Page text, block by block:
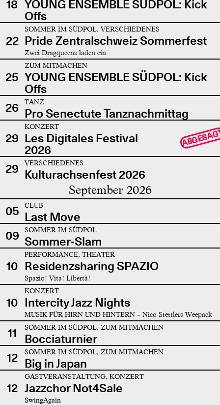
18 YOUNG ENSEMBLE SÜDPOL: Kick
Offs
22
SOMMER IM SÜDPOL, VERSCHIEDENES
Pride Zentralschweiz Sommerfest
Zwei Dragqueens laden ein
25
ZUM MITMACHEN
YOUNG ENSEMBLE SÜDPOL: Kick
Offs
26
TANZ
Pro Senectute Tanznachmittag
29
KONZERT
Les Digitales Festival
2026
29 VERSCHIEDENES
Kulturachsenfest 2026
September 2026
05 CLUB
Last Move
09
SOMMER IM SÜDPOL
Sommer-Slam
10
PERFORMANCE, THEATER
Residenzsharing SPAZIO
Spazio! Vita! Libertà!
10
KONZERT
Intercity Jazz Nights
MUSIK FÜR HIRN UND HINTERN – Nico Stettlers Weepack
11 SOMMER IM SÜDPOL, ZUM MITMACHEN
Bocciaturnier
12
SOMMER IM SÜDPOL, ZUM MITMACHEN
Big in Japan
12
GASTVERANSTALTUNG, KONZERT
Jazzchor Not4Sale
SwingAgain